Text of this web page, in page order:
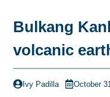
Bulkang
volcanic
Ivy Padilla October